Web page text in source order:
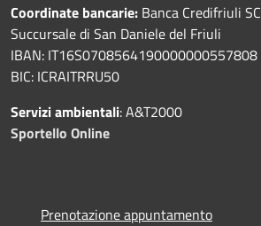
Coordinate bancarie: Banca Credifriuli
Succursale di San Daniele del Friuli
IBAN: IT16S0708564190000000557808
BIC: ICRAITRRU50
Servizi ambientali: A&T2000
Sportello Online
Prenotazione appuntamento